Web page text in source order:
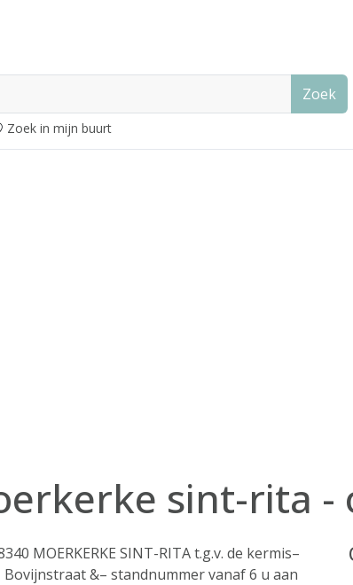
Zoek
Zoek in mijn buurt
sint-rita -
MOERKERKE SINT-RITA t.g.v. de kermis–
&– standnummer vanaf 6 u aan